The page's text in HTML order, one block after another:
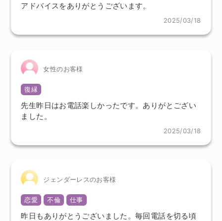
アドバイスをありがとうございます。
2025/03/18
女性のお客様
復縁
先生昨日はお電話楽しかったです。ありがとござい
ました。
2025/03/18
ジェンダーレスのお客様
恋愛 不倫 仕事
昨日もありがとうございました。毎回電話を切る頃